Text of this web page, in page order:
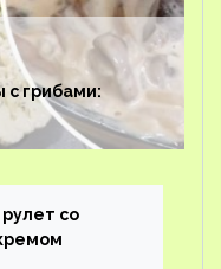
с грибами:
со